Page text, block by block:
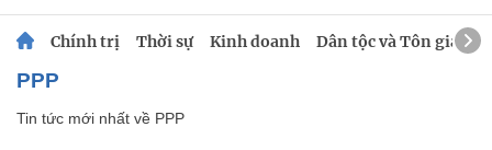
Chính trị Thời sự Kinh doanh Dân tộc và Tôn giáo
PPP
Tin tức mới nhất về PPP